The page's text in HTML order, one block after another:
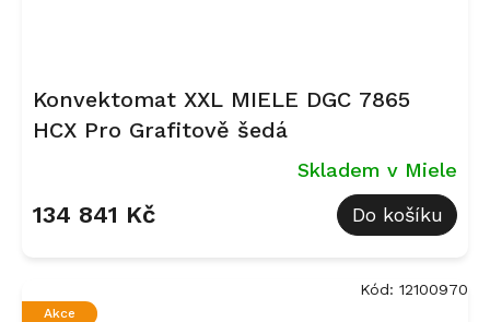
Konvektomat XXL MIELE DGC 7865
HCX Pro Grafitově šedá
Skladem v Miele
134 841 Kč Do košíku
Akce
Kód: 12100970